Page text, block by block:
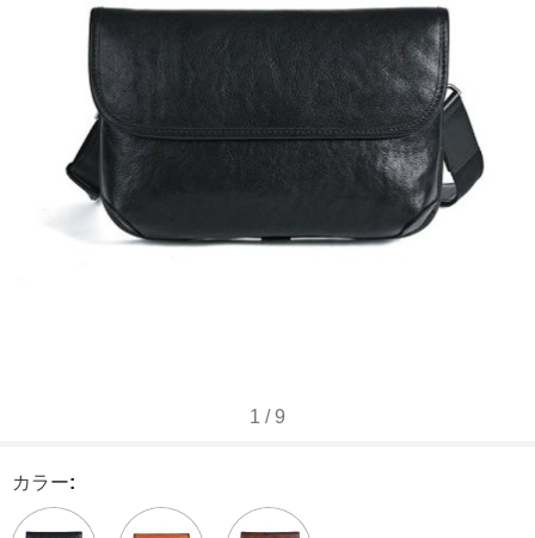
1 /9
カラー: